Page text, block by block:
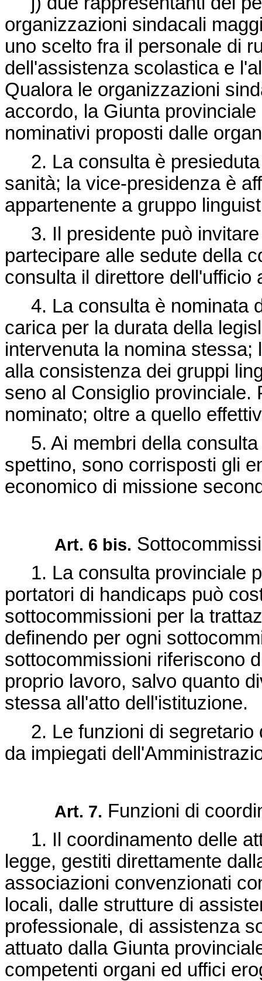
organizzazioni sindacali
uno scelto fra il personale di
dell'assistenza scolastica e
Qualora le organizzazioni
accordo, la Giunta
nominativi proposti dalle
2. La consulta è presieduta
sanità; la vice-presidenza è
appartenente a gruppo
3. Il presidente può invitare
partecipare alle sedute della
consulta il direttore dell'ufficio
4. La consulta è nominata
carica per la durata della
intervenuta la nomina
alla consistenza dei gruppi
seno al Consiglio provinciale.
nominato; oltre a quello
5. Ai membri della consulta
spettino, sono corrisposti gli
economico di missione
Art. 6 bis.
1. La consulta provinciale
portatori di handicaps può
sottocommissioni per la
definendo per ogni
sottocommissioni riferiscono
proprio lavoro, salvo quanto
stessa all'atto dell'istituzione.
2. Le funzioni di segretario
da impiegati
Art. 7. Funzioni di
1. Il coordinamento delle
legge, gestiti direttamente
associazioni convenzionati
locali, dalle strutture di
professionale, di assistenza
attuato dalla Giunta
competenti organi ed uffici